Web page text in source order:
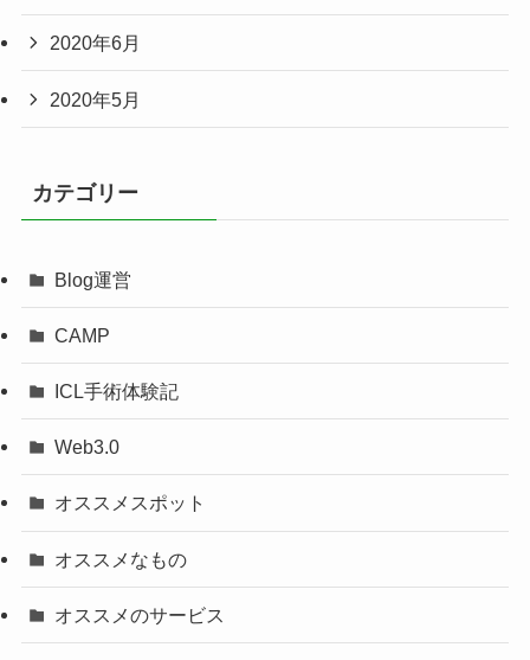
2020年6月
2020年5月
カテゴリー
Blog運営
CAMP
ICL手術体験記
Web3.0
オススメスポット
オススメなもの
オススメのサービス